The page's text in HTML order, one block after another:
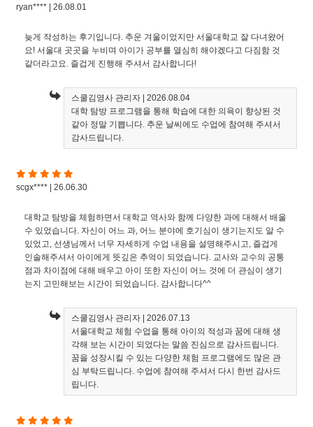
ryan**** | 26.08.01
늦게 작성하는 후기입니다. 추운 겨울이었지만 서울대학교 잘 다녀왔어
요! 서울대 곳곳을 누비며 아이가 공부를 열심히 해야겠다고 다짐함 것
같더라고요. 즐겁게 진행해 주셔서 감사합니다!
스쿨김영사 관리자| 2026.08.04
대학 탐방 프로그램을 통해 학습에 대한 의욕이 향상된 것
같아 정말 기쁩니다. 추운 날씨에도 수업에 참여해 주셔서
감사드립니다.
scgx**** | 26.06.30
대학교 탐방을 체험하면서 대학교 역사와 함께 다양한 과에 대해서 배울
수 있었습니다. 자신이 어느 과, 어느 분야에 호기심이 생기는지도 알 수
있었고, 선생님께서 너무 자세하게 수업 내용을 설명해주시고, 즐겁게
인솔해주셔서 아이에게 뜻깊은 추억이 되었습니다. 교사와 교수의 공통
점과 차이점에 대해 배우고 아이 또한 자신이 어느 것에 더 관심이 생기
는지 고민해보는 시간이 되었습니다. 감사합니다^^
스쿨김영사 관리자| 2026.07.13
서울대학교 체험 수업을 통해 아이의 적성과 꿈에 대해 생
각해 보는 시간이 되었다는 말씀 진심으로 감사드립니다.
꿈을 성장시킬 수 있는 다양한 체험 프로그램에도 많은 관
심 부탁드립니다. 수업에 참여해 주셔서 다시 한번 감사드
립니다.